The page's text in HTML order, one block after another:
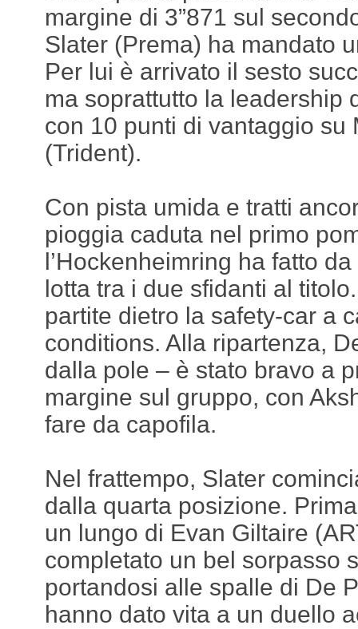
margine di 3”871 sul
Slater (Prema) ha mandato
Per lui è arrivato il sesto
ma soprattutto la leadership
con 10 punti di vantaggio su
(Trident).
Con pista umida e tratti
pioggia caduta nel primo
l’Hockenheimring ha fatto
lotta tra i due sfidanti al
partite dietro la safety-car a
conditions. Alla ripartenza,
dalla pole – è stato bravo a
margine sul gruppo, con
fare da capofila.
Nel frattempo, Slater
dalla quarta posizione.
un lungo di Evan Giltaire
completato un bel sorpasso
portandosi alle spalle di De
hanno dato vita a un duello